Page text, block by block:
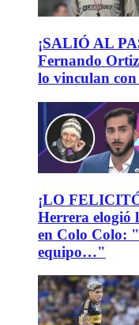
¡SALIÓ AL
Fernando
lo vinculan
¡LO
Herrera elogió
en Colo Colo:
equipo…"